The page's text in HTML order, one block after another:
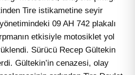
Tire istikametine seyir
09 AH 742 plakalı
etkisiyle motosiklet yol
Sürücü Recep Gültekin
Gültekin’in cenazesi, olay